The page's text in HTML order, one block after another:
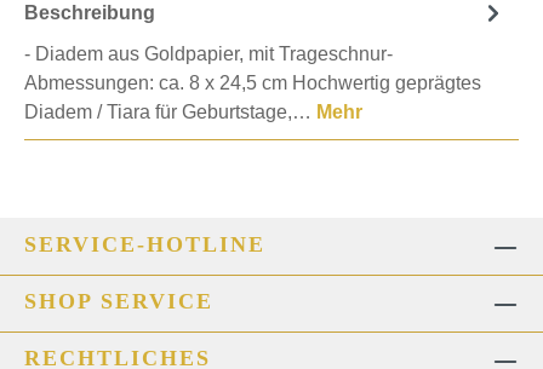
Beschreibung
- Diadem aus Goldpapier, mit Trageschnur-
Abmessungen: ca. 8 x 24,5 cm Hochwertig geprägtes
Diadem / Tiara für Geburtstage,… Mehr
SERVICE-HOTLINE
SHOP SERVICE
RECHTLICHES